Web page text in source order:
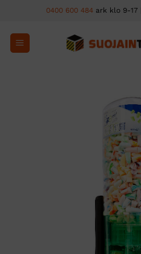
content
0400 600 484 ark klo 9-17 |